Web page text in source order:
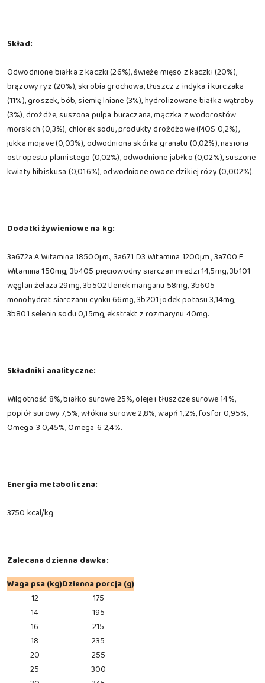
Skład:
Odwodnione białka z kaczki (26%), świeże mięso z kaczki (20%),
brązowy ryż (20%), skrobia grochowa, tłuszcz z indyka i kurczaka
(11%), groszek, bób, siemię lniane (3%), hydrolizowane białka wątroby
(3%), drożdże, suszona pulpa buraczana, mączka z wodorostów
morskich (0,3%), chlorek sodu, produkty drożdżowe (MOS 0,2%),
jukka mojave (0,03%), odwodniona skórka granatu (0,02%), nasiona
ostropestu plamistego (0,02%), odwodnione jabłko (0,02%), suszone
kwiaty hibiskusa (0,016%), odwodnione owoce dzikiej róży (0,002%).
Dodatki żywieniowe na kg:
3a672a A Witamina 18500j.m., 3a671 D3 Witamina 1200j.m., 3a700 E
Witamina 150mg, 3b405 pięciowodny siarczan miedzi 14,5mg, 3b101
węglan żelaza 29mg, 3b502 tlenek manganu 58mg, 3b605
monohydrat siarczanu cynku 66mg, 3b201 jodek potasu 3,14mg,
3b801 selenin sodu 0,15mg, ekstrakt z rozmarynu 40mg.
Składniki analityczne:
Wilgotność 8%, białko surowe 25%, oleje i tłuszcze surowe 14%,
popiół surowy 7,5%, włókna surowe 2,8%, wapń 1,2%, fosfor 0,95%,
Omega-3 0,45%, Omega-6 2,4%.
Energia metaboliczna:
3750 kcal/kg
Zalecana dzienna dawka:
Waga psa (kg)Dzienna porcja (g)
12
175
14
195
16
215
18
235
20
255
25
300